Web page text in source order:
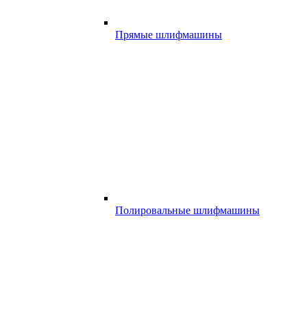
Прямые шлифмашины
Полировальные шлифмашины